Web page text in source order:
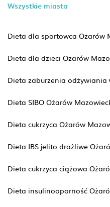
Wszystkie miasta
Dieta dla sportowca Ożarów
Dieta dla dzieci Ożarów
Dieta zaburzenia odżywiania
Dieta SIBO Ożarów
Dieta cukrzyca Ożarów
Dieta IBS jelito drażliwe
Dieta cukrzyca ciążowa
Dieta insulinooporność